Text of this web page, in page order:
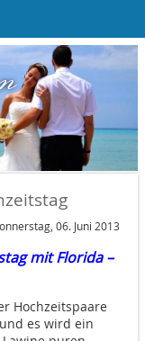
06. Juni 2013
mit Florida –
Hochzeitspaare
es wird ein